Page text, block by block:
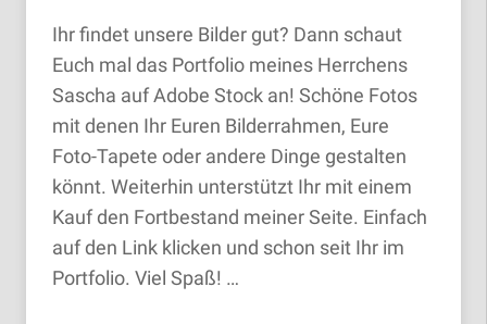
Ihr findet unsere Bilder gut? Dann schaut
Euch mal das Portfolio meines Herrchens
Sascha auf Adobe Stock an! Schöne Fotos
mit denen Ihr Euren Bilderrahmen, Eure
Foto-Tapete oder andere Dinge gestalten
könnt. Weiterhin unterstützt Ihr mit einem
Kauf den Fortbestand meiner Seite. Einfach
auf den Link klicken und schon seit Ihr im
Portfolio. Viel Spaß! …